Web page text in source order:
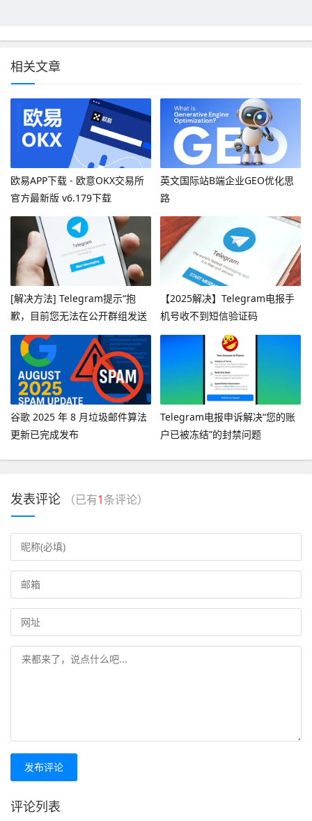
相关文章
欧易APP下载 - 欧意OKX交易所
官方最新版 v6.179下载
英文国际站B端企业GEO优化思
路
[解决方法] Telegram提示“抱
歉，目前您无法在公开群组发送
消息”
【2025解决】Telegram电报手
机号收不到短信验证码
谷歌 2025 年 8 月垃圾邮件算法
更新已完成发布
Telegram电报申诉解决“您的账
户已被冻结”的封禁问题
发表评论 （已有1条评论）
发布评论
评论列表